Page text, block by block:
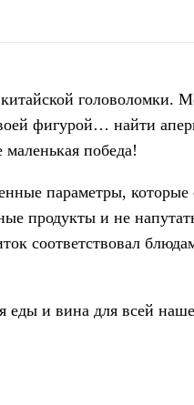
головоломки.
фигурой… найти
победа!
параметры, которые
продукты и не
соответствовал
и вина для всей